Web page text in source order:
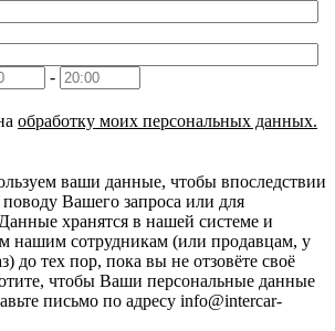
-
обработку моих персональных данных.
ваши данные, чтобы впоследствии
поводу Вашего запроса или для
хранятся в нашей системе и
нашим сотрудникам (или продавцам, у
до тех пор, пока вы не отзовёте своё
чтобы Ваши персональные данные
письмо по адресу info@intercar-